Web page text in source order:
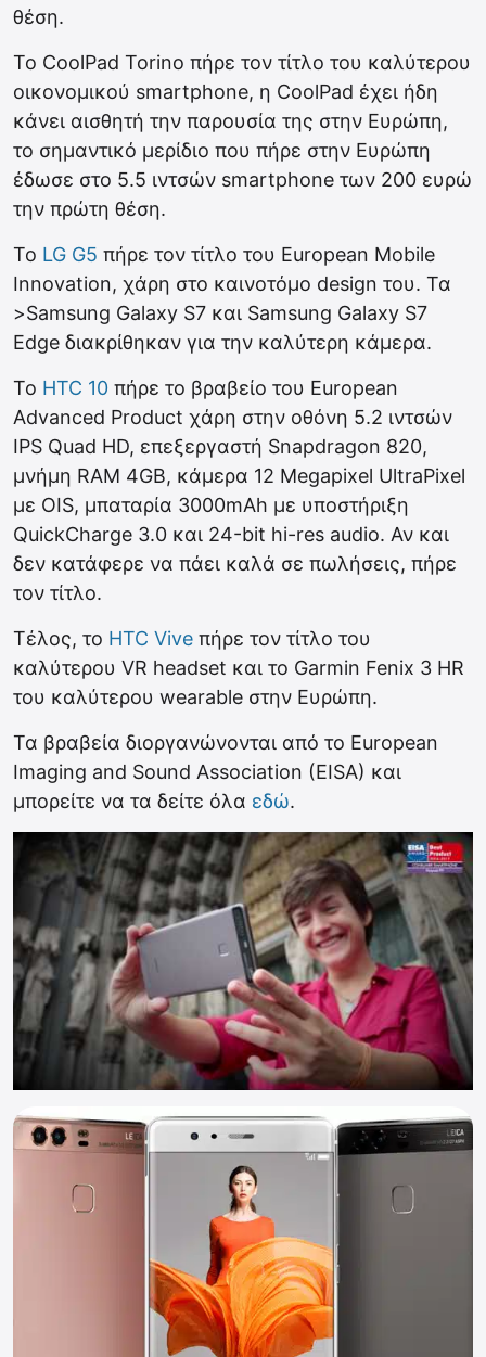
θέση.
Το CoolPad Torino πήρε τον τίτλο του καλύτερου
οικονομικού smartphone, η CoolPad έχει ήδη
κάνει αισθητή την παρουσία της στην Ευρώπη,
το σημαντικό μερίδιο που πήρε στην Ευρώπη
έδωσε στο 5.5 ιντσών smartphone των 200 ευρώ
την πρώτη θέση.
Το LG G5 πήρε τον τίτλο του European Mobile
Innovation, χάρη στο καινοτόμο design του. Τα
>Samsung Galaxy S7 και Samsung Galaxy S7
Edge διακρίθηκαν για την καλύτερη κάμερα.
Το HTC 10 πήρε το βραβείο του European
Advanced Product χάρη στην οθόνη 5.2 ιντσών
IPS Quad HD, επεξεργαστή Snapdragon 820,
μνήμη RAM 4GB, κάμερα 12 Megapixel UltraPixel
με OIS, μπαταρία 3000mAh με υποστήριξη
QuickCharge 3.0 και 24-bit hi-res audio. Αν και
δεν κατάφερε να πάει καλά σε πωλήσεις, πήρε
τον τίτλο.
Τέλος, το HTC Vive πήρε τον τίτλο του
καλύτερου VR headset και το Garmin Fenix 3 HR
του καλύτερου wearable στην Ευρώπη.
Τα βραβεία διοργανώνονται από το European
Imaging and Sound Association (EISA) και
μπορείτε να τα δείτε όλα εδώ.